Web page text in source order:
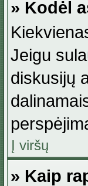
» Kodėl
Jeigu
diskusijų
Į viršų
» Kaip